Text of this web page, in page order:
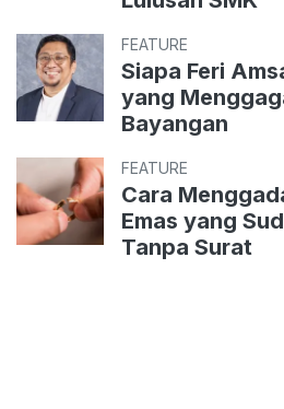
FEATURE
Siapa Feri
yang
Bayangan
FEATURE
Cara
Emas yang
Tanpa Surat